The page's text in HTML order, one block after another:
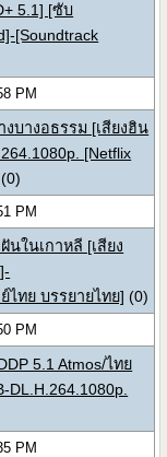
5.1] [ซับ
[Soundtrack
PM
งบางอธรรม [เสียงฮิน
[Netflix
(0)
PM
นในเกาหลี [เสียง
ไทย บรรยายไทย] (0)
PM
5.1 Atmos/ไทย
PM